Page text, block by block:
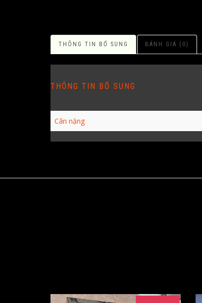
THÔNG TIN BỔ SUNG ĐÁNH GIÁ (0)
THÔNG TIN BỔ SUNG
Cân nặng